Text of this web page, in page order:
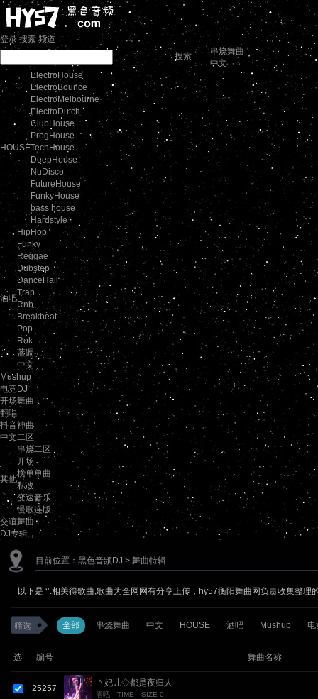
登录 搜索 频道
搜索
串烧舞曲
中文
HOUSE
ElectroHouse
ElectroBounce
ElectroMelbourne
ElectroDutch
ClubHouse
ProgHouse
TechHouse
DeepHouse
NuDisco
FutureHouse
FunkyHouse
bass house
Hardstyle
酒吧
HipHop
Funky
Reggae
Dubstep
DanceHall
Trap
Rnb
Breakbeat
Pop
Rok
蓝调
中文
Mushup
电竞DJ
开场舞曲
翻唱
抖音神曲
中文二区
其他
串烧二区
开场
榜单单曲
私改
变速音乐
慢歌连版
交谊舞曲
DJ专辑
目前位置： 黑色音频DJ > 舞曲特辑
以下是 ‘’.相关得歌曲,歌曲为全网网有分享上传，hy57衡阳舞曲网负责收集整理
筛选 全部 串烧舞曲 中文 HOUSE 酒吧 Mushup 电
选 编号 舞曲名称
25257
＾妃儿◇都是夜归人
酒吧 TIME SIZE 0